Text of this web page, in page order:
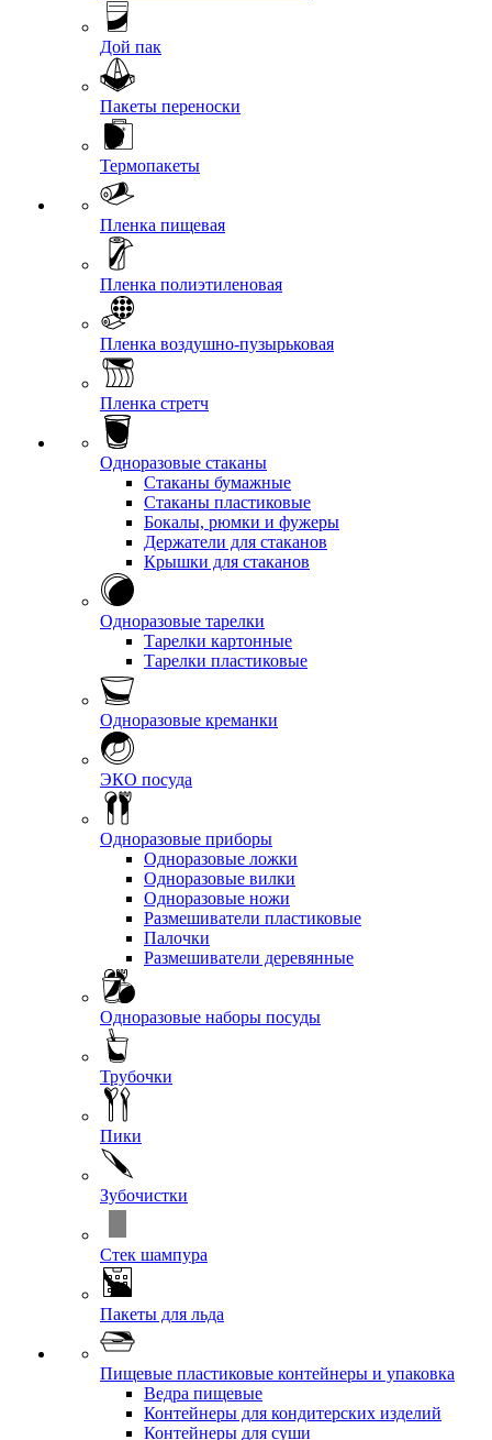
Дой пак
Пакеты переноски
Термопакеты
Пленка пищевая
Пленка полиэтиленовая
Пленка воздушно-пузырьковая
Пленка стретч
Одноразовые стаканы
Стаканы бумажные
Стаканы пластиковые
Бокалы, рюмки и фужеры
Держатели для стаканов
Крышки для стаканов
Одноразовые тарелки
Тарелки картонные
Тарелки пластиковые
Одноразовые креманки
ЭКО посуда
Одноразовые приборы
Одноразовые ложки
Одноразовые вилки
Одноразовые ножи
Размешиватели пластиковые
Палочки
Размешиватели деревянные
Одноразовые наборы посуды
Трубочки
Пики
Зубочистки
Стек шампура
Пакеты для льда
Пищевые пластиковые контейнеры и упаковка
Ведра пищевые
Контейнеры для кондитерских изделий
Контейнеры для суши